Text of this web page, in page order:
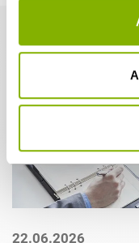
22.06.2026